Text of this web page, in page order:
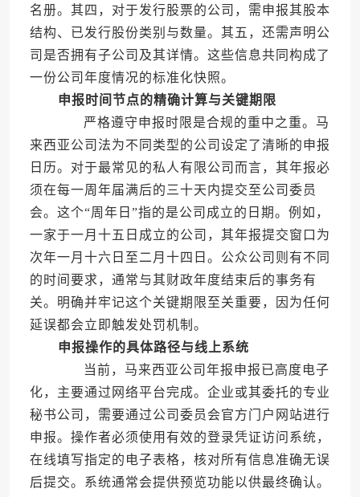
名册。其四，对于发行股票的公司，需申报其股本
结构、已发行股份类别与数量。其五，还需声明公
司是否拥有子公司及其详情。这些信息共同构成了
一份公司年度情况的标准化快照。
申报时间节点的精确计算与关键期限
严格遵守申报时限是合规的重中之重。马
来西亚公司法为不同类型的公司设定了清晰的申报
日历。对于最常见的私人有限公司而言，其年报必
须在每一周年届满后的三十天内提交至公司委员
会。这个“周年日”指的是公司成立的日期。例如，
一家于一月十五日成立的公司，其年报提交窗口为
次年一月十六日至二月十四日。公众公司则有不同
的时间要求，通常与其财政年度结束后的事务有
关。明确并牢记这个关键期限至关重要，因为任何
延误都会立即触发处罚机制。
申报操作的具体路径与线上系统
当前，马来西亚公司年报申报已高度电子
化，主要通过网络平台完成。企业或其委托的专业
秘书公司，需要通过公司委员会官方门户网站进行
申报。操作者必须使用有效的登录凭证访问系统，
在线填写指定的电子表格，核对所有信息准确无误
后提交。系统通常会提供预览功能以供最终确认。